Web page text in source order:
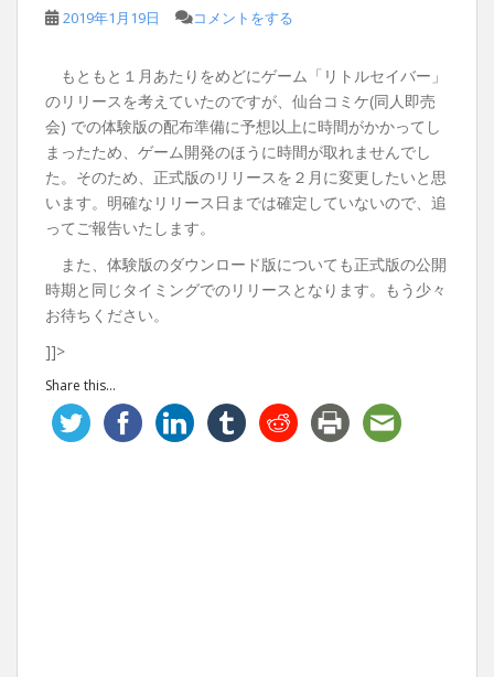
2019年1月19日 コメントをする
もともと１月あたりをめどにゲーム「リトルセイバー」
のリリースを考えていたのですが、仙台コミケ(同人即売
会) での体験版の配布準備に予想以上に時間がかかってし
まったため、ゲーム開発のほうに時間が取れませんでし
た。そのため、正式版のリリースを２月に変更したいと思
います。明確なリリース日までは確定していないので、追
ってご報告いたします。
また、体験版のダウンロード版についても正式版の公開
時期と同じタイミングでのリリースとなります。もう少々
お待ちください。
]]>
Share this...